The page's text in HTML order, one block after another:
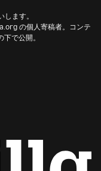
します。
の個人寄稿者。コンテ
下で公開。